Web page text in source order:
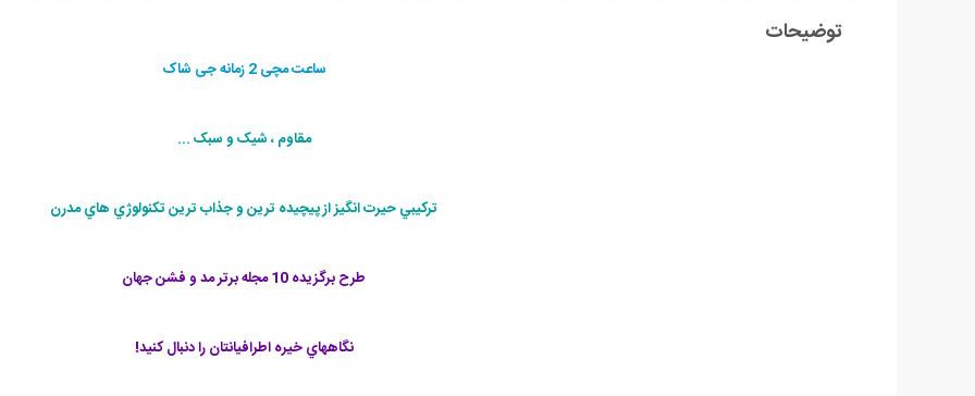
توضیحات
ساعت مچی 2 زمانه جی شاک
مقاوم ، شیک و سبک ...
تركيبي حيرت انگيز از پيچيده ترين و جذاب ترين تكنولوژي هاي مدرن
طرح برگزيده 10 مجله برتر مد و فشن جهان
نگاههاي خيره اطرافيانتان را دنبال كنيد!